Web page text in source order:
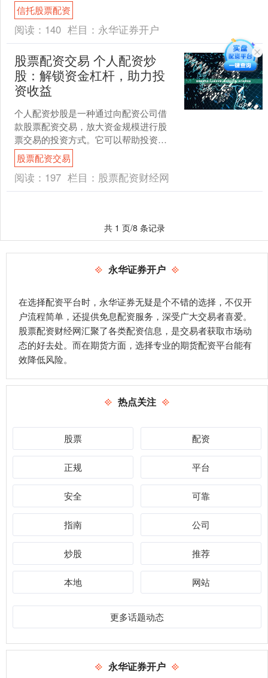
配资： * **杠杆过高：**场外配资往往提
供高达10倍甚....
信托股票配资
阅读： 140 栏目： 永华证券开户
股票配资交易 个人配资炒
股：解锁资金杠杆，助力投
资收益
个人配资炒股是一种通过向配资公司借
款股票配资交易，放大资金规模进行股
票交易的投资方式。它可以帮助投资者
以较小的本金撬动更大的资金，从而获
得更高的投资收益。 * ....
股票配资交易
阅读： 197 栏目： 股票配资财经网
共 1 页/8 条记录
永华证券开户
在选择配资平台时，永华证券无疑是个不错的选择，不仅开
户流程简单，还提供免息配资服务，深受广大交易者喜爱。
股票配资财经网汇聚了各类配资信息，是交易者获取市场动
态的好去处。而在期货方面，选择专业的期货配资平台能有
效降低风险。
热点关注
股票 配资
正规 平台
安全 可靠
指南 公司
炒股 推荐
本地 网站
更多话题动态
永华证券开户